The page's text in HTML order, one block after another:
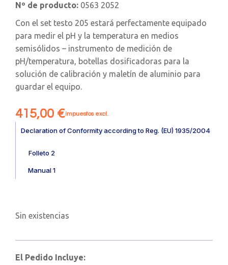
Nº de producto: 0563 2052
Con el set testo 205 estará perfectamente equipado
para medir el pH y la temperatura en medios
semisólidos – instrumento de medición de
pH/temperatura, botellas dosificadoras para la
solución de calibración y maletín de aluminio para
guardar el equipo.
415,00 €impuestos excl.
Declaration of Conformity according to Reg. (EU) 1935/2004
Folleto 2
Manual 1
Sin existencias
El Pedido Incluye: